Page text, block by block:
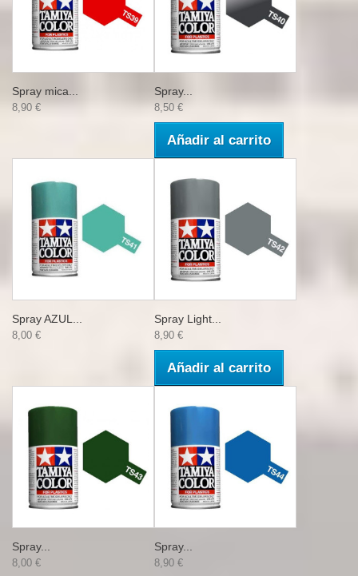
Spray mica...
8,90 €
Spray...
8,50 €
Añadir al carrito
Spray AZUL...
8,00 €
Spray Light...
8,90 €
Añadir al carrito
Spray...
8,00 €
Spray...
8,90 €